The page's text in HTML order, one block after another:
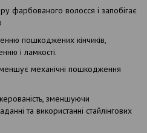
фарбованого волосся і запобігає
пошкоджених кінчиків,
і ламкості.
механічні пошкодження
зменшуючи
та використанні стайлінгових